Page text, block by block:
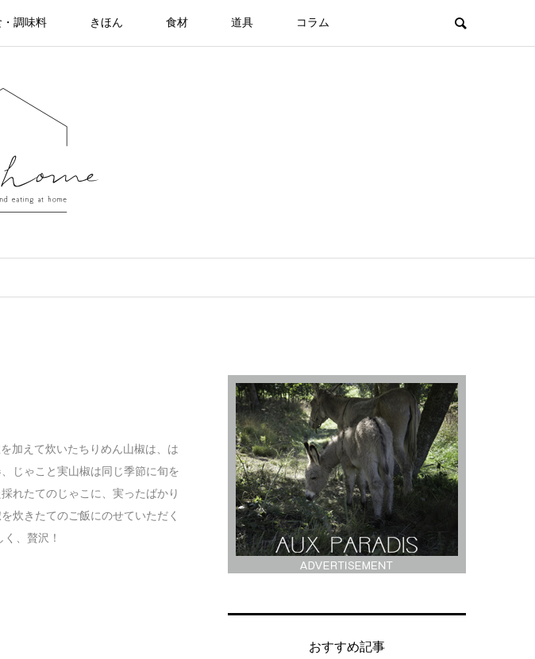
調味料 きほん 食材 道具 コラム
加えて炊いたちりめん山椒は、は
じゃこと実山椒は同じ季節に旬を
れたてのじゃこに、実ったばかり
炊きたてのご飯にのせていただく
、贅沢！
おすすめ記事